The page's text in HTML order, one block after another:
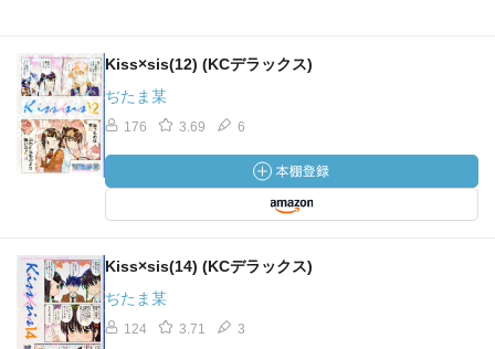
Kiss×sis(12) (KCデラックス)
ぢたま某
176 3.69 6
Kiss×sis(14) (KCデラックス)
ぢたま某
124 3.71 3